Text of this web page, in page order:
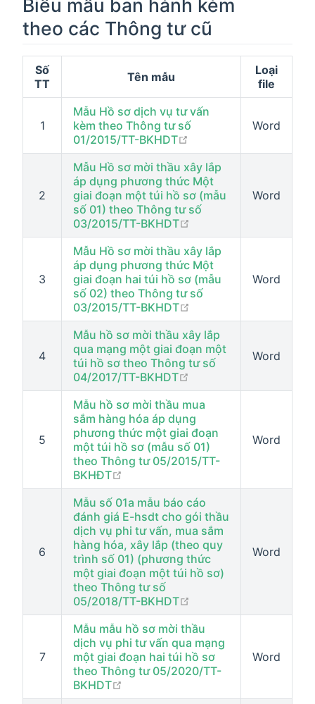
Biểu mẫu ban hành kèm
theo các Thông tư cũ
Số
TT
Tên mẫu
Loại
file
1
Mẫu Hồ sơ dịch vụ tư vấn
kèm theo Thông tư số
01/2015/TT-BKHDT
Word
2
Mẫu Hồ sơ mời thầu xây lắp
áp dụng phương thức Một
giai đoạn một túi hồ sơ (mẫu
số 01) theo Thông tư số
03/2015/TT-BKHDT
Word
3
Mẫu Hồ sơ mời thầu xây lắp
áp dụng phương thức Một
giai đoạn hai túi hồ sơ (mẫu
số 02) theo Thông tư số
03/2015/TT-BKHDT
Word
4
Mẫu hồ sơ mời thầu xây lắp
qua mạng một giai đoạn một
túi hồ sơ theo Thông tư số
04/2017/TT-BKHDT
Word
5
Mẫu hồ sơ mời thầu mua
sắm hàng hóa áp dụng
phương thức một giai đoạn
một túi hồ sơ (mẫu số 01)
theo Thông tư 05/2015/TT-
BKHĐT
Word
6
Mẫu số 01a mẫu báo cáo
đánh giá E-hsdt cho gói thầu
dịch vụ phi tư vấn, mua sắm
hàng hóa, xây lắp (theo quy
trình số 01) (phương thức
một giai đoạn một túi hồ sơ)
theo Thông tư số
05/2018/TT-BKHDT
Word
7
Mẫu mẫu hồ sơ mời thầu
dịch vụ phi tư vấn qua mạng
một giai đoạn hai túi hồ sơ
theo Thông tư 05/2020/TT-
BKHDT
Word